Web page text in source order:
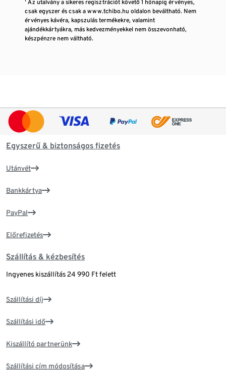
¹ Az utalvány a sikeres regisztrációt követő 1 hónapig érvényes,
csak egyszer és csak a www.tchibo.hu oldalon beváltható. Nem
érvényes kávéra, kapszulás termékekre, valamint
ajándékkártyákra, más kedvezményekkel nem összevonható,
készpénzre nem váltható.
Egyszerű & biztonságos fizetés
Utánvét
Bankkártya
PayPal
Előrefizetés
Szállítás & kézbesítés
Ingyenes kiszállítás 24 990 Ft felett
Szállítási díj
Szállítási idő
Kiszállító partnerünk
Szállítási cím módosítása